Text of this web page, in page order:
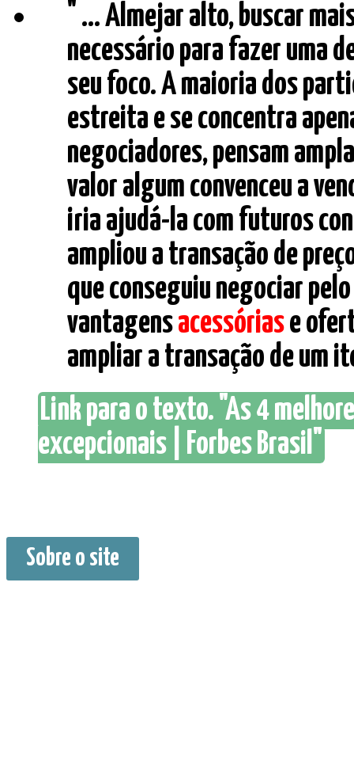
" ... Almejar alto, buscar
necessário para fazer uma
seu foco. A maioria dos
estreita e se concentra
negociadores, pensam
valor algum convenceu a
iria ajudá-la com futuros
ampliou a transação de
que conseguiu negociar
vantagensacessóriase
ampliar a transação de um
Link para o texto. "As 4
excepcionais | Forbes Brasil"
Sobre o site